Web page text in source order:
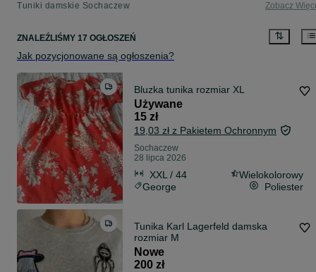
Tuniki damskie Sochaczew Zobacz
ZNALEŹLIŚMY 17 OGŁOSZEŃ
Jak pozycjonowane są ogłoszenia?
Bluzka tunika rozmiar XL
Używane
15 zł
19,03 zł z Pakietem Ochronnym
Sochaczew
28 lipca 2026
XXL / 44
Wielokolorowy
George
Poliester
Tunika Karl Lagerfeld damska
rozmiar M
Nowe
200 zł